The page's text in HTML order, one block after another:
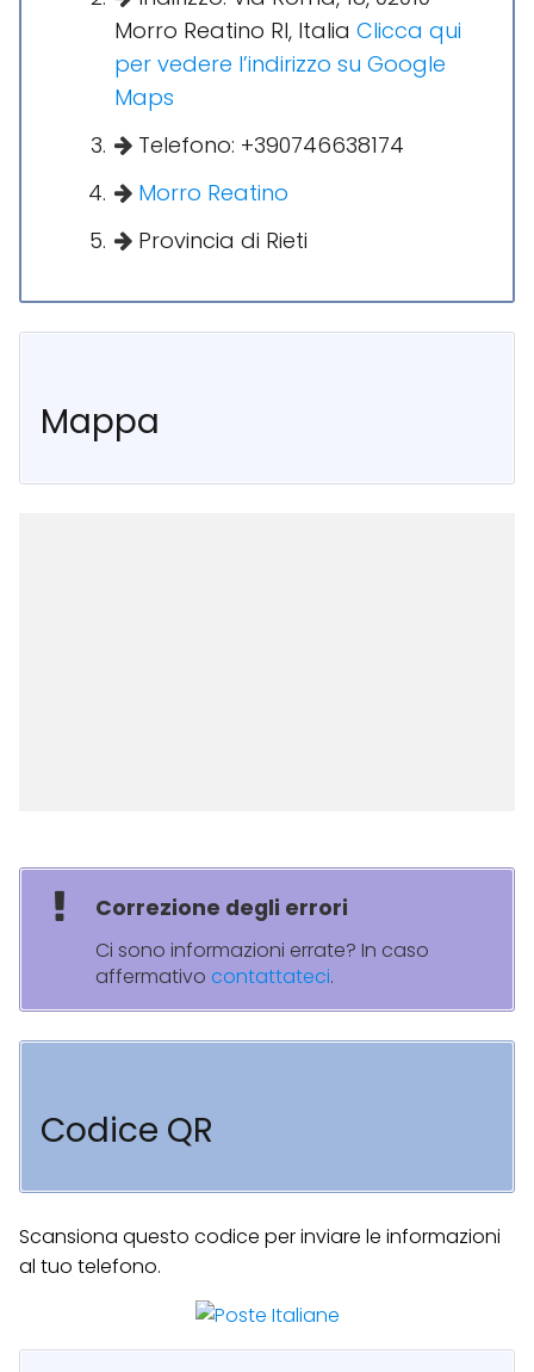
Morro Reatino RI, Italia Clicca qui
per vedere l’indirizzo su Google
Maps
Telefono: +390746638174
Morro Reatino
Provincia di Rieti
Mappa
Correzione degli errori
Ci sono informazioni errate? In caso
affermativo contattateci.
Codice QR
Scansiona questo codice per inviare le informazioni
al tuo telefono.